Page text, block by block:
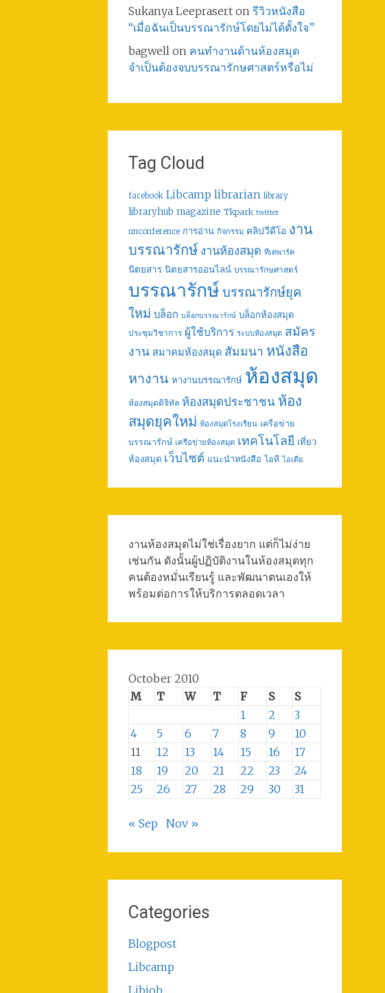
Sukanya Leepraserton รีวิวหนังสือ
“เมื่อฉันเป็นบรรณารักษ์โดยไม่ได้ตั้งใจ”
bagwellon คนทำงานด้านห้องสมุด
จำเป็นต้องจบบรรณารักษศาสตร์หรือไม่
Tag Cloud
facebook Libcamp librarian library
libraryhub magazine Tkpark twitter
unconference การอ่าน กิจกรรม คลิปวีดีโอ งาน
บรรณารักษ์ งานห้องสมุด ทีเคพาร์ค
นิตยสาร นิตยสารออนไลน์ บรรณารักษศาสตร์
บรรณารักษ์ บรรณารักษ์ยุค
ใหม่ บล็อก บล็อกบรรณารักษ์ บล็อกห้องสมุด
ประชุมวิชาการ ผู้ใช้บริการ ระบบห้องสมุด สมัคร
งาน สมาคมห้องสมุด สัมมนา หนังสือ
หางาน หางานบรรณารักษ์ ห้องสมุด
ห้องสมุดดิจิทัล ห้องสมุดประชาชน ห้อง
สมุดยุคใหม่ ห้องสมุดโรงเรียน เครือข่าย
บรรณารักษ์ เครือข่ายห้องสมุด เทคโนโลยี เที่ยว
ห้องสมุด เว็บไซต์ แนะนำหนังสือ ไอที ไอเดีย
งานห้องสมุดไม่ใช่เรื่องยาก แต่ก็ไม่ง่าย
เช่นกัน ดังนั้นผู้ปฏิบัติงานในห้องสมุดทุก
คนต้องหมั่นเรียนรู้ และพัฒนาตนเองให้
พร้อมต่อการให้บริการตลอดเวลา
October 2010
M
T W T F S
S
1
2
3
4
5 6 7 8 9
10
11
12 13 14 15 16
17
18
19 20 21 22 23
24
25
26 27 28 29 30 31
« Sep Nov »
Categories
Blogpost
Libcamp
Libjob